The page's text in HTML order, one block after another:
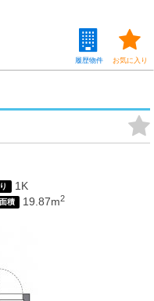
お気に入り
履歴物件
1K
積 19.87m2